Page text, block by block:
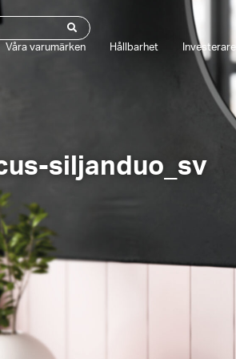
Våra varumärken Hållbarhet Investerare
siljanduo_sv